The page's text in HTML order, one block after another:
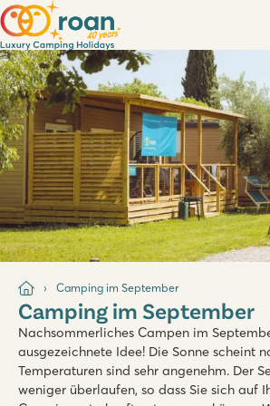
Camping im September
Camping im September
Nachsommerliches Campen im
ausgezeichnete Idee! Die Sonne scheint
Temperaturen sind sehr angenehm. Der
weniger überlaufen, so dass Sie sich auf